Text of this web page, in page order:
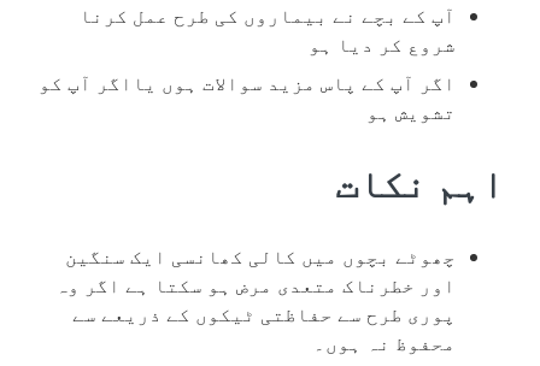
آپ کے بچے نے بیماروں کی طرح عمل کرنا
شروع کر دیا ہو
اگر آپ کے پاس مزید سوالات ہوں یااگر آپ کو
تشویش ہو
اہم نکات
چھوٹے بچوں میں کالی کھانسی ایک سنگین
اور خطرناک متعدی مرض ہو سکتا ہے اگر وہ
پوری طرح سے حفاظتی ٹیکوں کے ذریعے سے
محفوظ نہ ہوں۔